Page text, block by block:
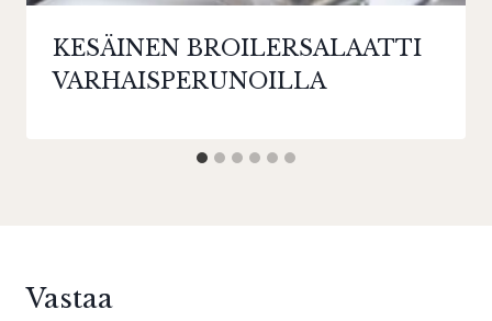
KESÄINEN BROILERSALAATTI
VARHAISPERUNOILLA
Vastaa